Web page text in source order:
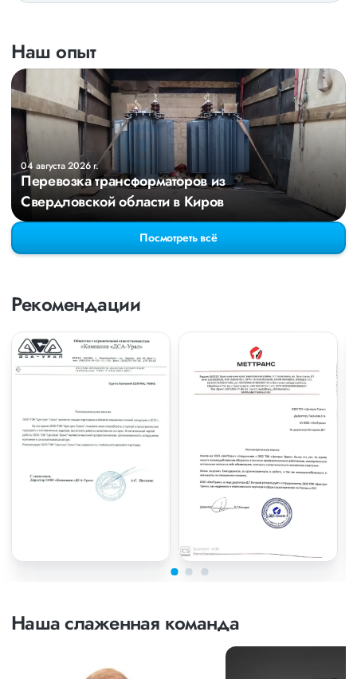
Наш опыт
04 августа 2026 г.
Перевозка трансформаторов из
Свердловской области в Киров
Посмотреть всё
Рекомендации
Наша слаженная команда